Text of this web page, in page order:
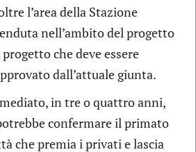
l’area della Stazione
nell’ambito del progetto
che deve essere
dall’attuale giunta.
in tre o quattro anni,
confermare il primato
che premia i privati e lascia